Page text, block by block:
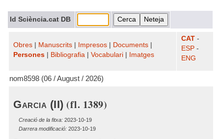
Id Sciència.cat DB
Obres Manuscrits Impresos Documents
Persones
Bibliografia Vocabulari Imatges
CAT -
ESP -
ENG
nom8598 (06 / August / 2026)
Garcia (II) (fl. 1389)
Creació de la fitxa: 2023-10-19
Darrera modificació: 2023-10-19